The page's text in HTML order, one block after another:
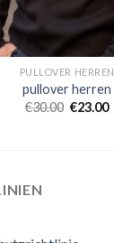
PULLOVER HERREN
pullover herren
€30.00 €23.00